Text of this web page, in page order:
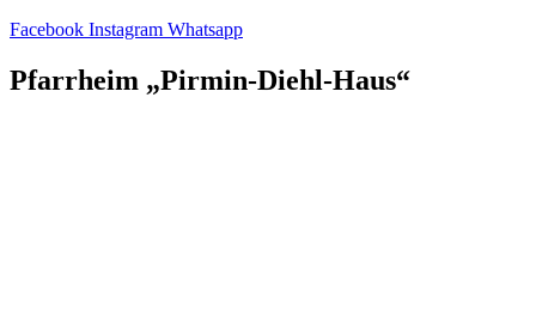
Facebook Instagram Whatsapp
Pfarrheim „Pirmin-Diehl-Haus“